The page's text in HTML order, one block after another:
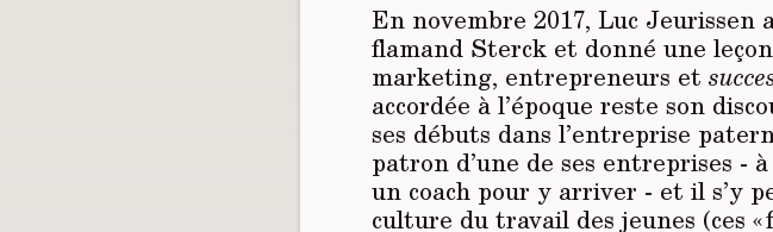
En novembre 2017, Luc
flamand Sterck et donné une
marketing, entrepreneurs et
accordée à l’époque reste son
ses débuts dans l’entreprise
patron d’une de ses entreprises -
un coach pour y arriver - et il s’y
culture du travail des jeunes (ces «